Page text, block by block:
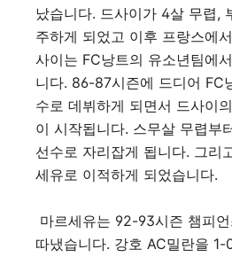
났습니다. 드사이가 4살 무렵,
주하게 되었고 이후 프랑스에
사이는 FC낭트의 유소년팀에
니다. 86-87시즌에 드디어 FC
수로 데뷔하게 되면서 드사이
이 시작됩니다. 스무살 무렵부
선수로 자리잡게 됩니다. 그리
세유로 이적하게 되었습니다.
마르세유는 92-93시즌 챔피
따냈습니다. 강호 AC밀란을